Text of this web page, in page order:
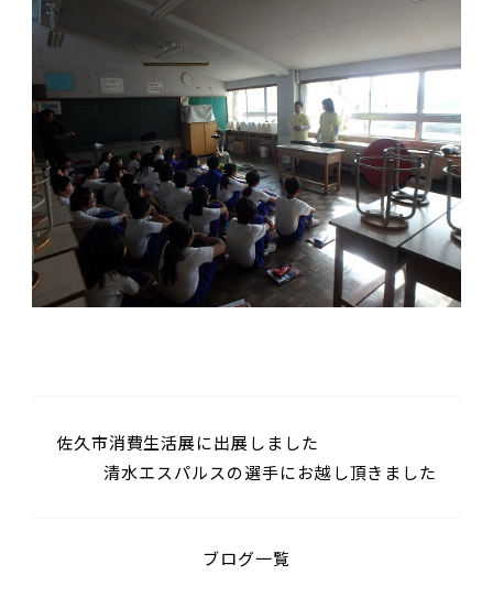
佐久市消費生活展に出展しました
ブログ一覧
清水エスパルスの選手にお越し頂きました